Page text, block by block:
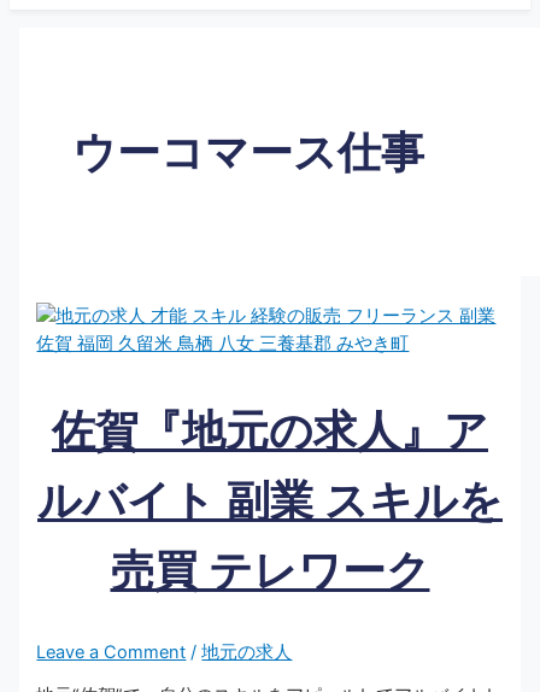
ウーコマース仕事
佐賀『地元の求人』ア
ルバイト 副業 スキルを
売買 テレワーク
Leave a Comment /地元の求人